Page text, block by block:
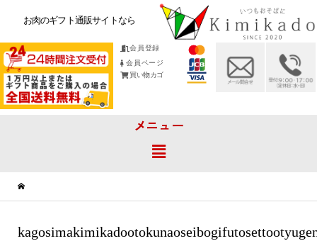
お肉のギフト通販サイトなら
会員登録
会員ページ
買い物カゴ
メニュー